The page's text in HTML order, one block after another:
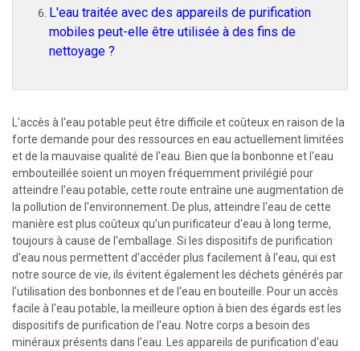
L'eau traitée avec des appareils de purification
mobiles peut-elle être utilisée à des fins de
nettoyage ?
L'accès à l'eau potable peut être difficile et coûteux en raison de la
forte demande pour des ressources en eau actuellement limitées
et de la mauvaise qualité de l'eau. Bien que la bonbonne et l'eau
embouteillée soient un moyen fréquemment privilégié pour
atteindre l'eau potable, cette route entraîne une augmentation de
la pollution de l'environnement. De plus, atteindre l'eau de cette
manière est plus coûteux qu'un purificateur d'eau à long terme,
toujours à cause de l'emballage. Si les dispositifs de purification
d'eau nous permettent d'accéder plus facilement à l'eau, qui est
notre source de vie, ils évitent également les déchets générés par
l'utilisation des bonbonnes et de l'eau en bouteille. Pour un accès
facile à l'eau potable, la meilleure option à bien des égards est les
dispositifs de purification de l'eau. Notre corps a besoin des
minéraux présents dans l'eau. Les appareils de purification d'eau